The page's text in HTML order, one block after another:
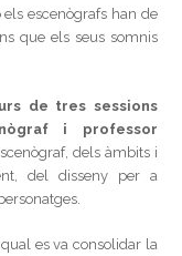
escenògrafs han de
que els seus somnis
de tres sessions
i professor
dels àmbits i
del disseny per a
es va consolidar la